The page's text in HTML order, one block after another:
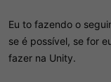
Eu to fazendo o
se é possível, se for
fazer na Unity.